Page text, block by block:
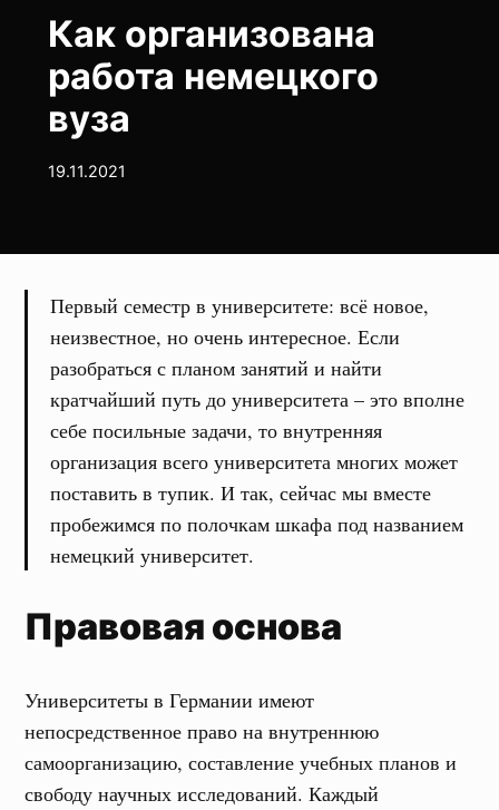
Как организована
работа немецкого
вуза
19.11.2021
Первый семестр в университете: всё новое,
неизвестное, но очень интересное. Если
разобраться с планом занятий и найти
кратчайший путь до университета – это вполне
себе посильные задачи, то внутренняя
организация всего университета многих может
поставить в тупик. И так, сейчас мы вместе
пробежимся по полочкам шкафа под названием
немецкий университет.
Правовая основа
Университеты в Германии имеют
непосредственное право на внутреннюю
самоорганизацию, составление учебных планов и
свободу научных исследований. Каждый